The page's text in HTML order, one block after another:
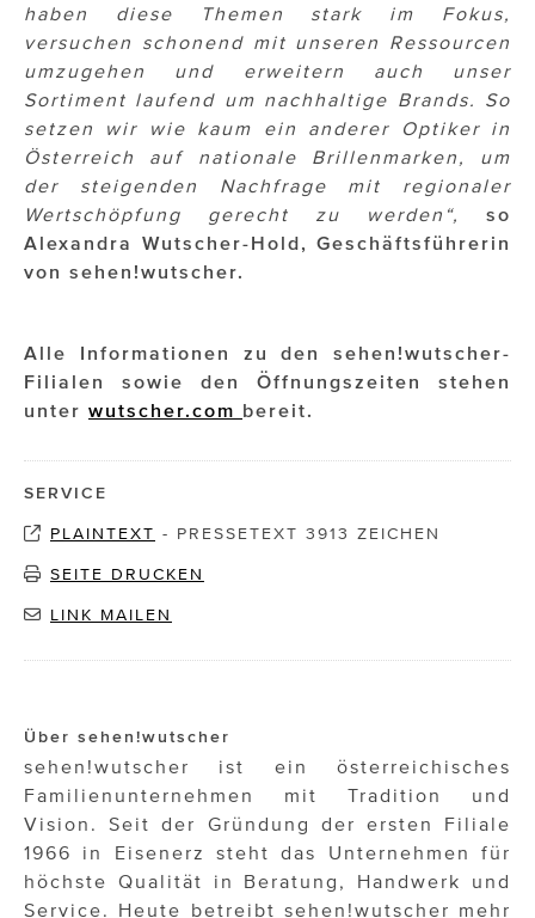
haben diese Themen stark im Fokus,
versuchen schonend mit unseren Ressourcen
umzugehen und erweitern auch unser
Sortiment laufend um nachhaltige Brands. So
setzen wir wie kaum ein anderer Optiker in
Österreich auf nationale Brillenmarken, um
der steigenden Nachfrage mit regionaler
Wertschöpfung gerecht zu werden“,
so
Alexandra Wutscher-Hold, Geschäftsführerin
von sehen!wutscher.
Alle Informationen zu den sehen!wutscher-
Filialen sowie den Öffnungszeiten stehen
unter wutscher.com bereit.
SERVICE
PLAINTEXT - PRESSETEXT 3913 ZEICHEN
SEITE DRUCKEN
LINK MAILEN
Über sehen!wutscher
sehen!wutscher ist ein österreichisches
Familienunternehmen mit Tradition und
Vision. Seit der Gründung der ersten Filiale
1966 in Eisenerz steht das Unternehmen für
höchste Qualität in Beratung, Handwerk und
Service. Heute betreibt sehen!wutscher mehr